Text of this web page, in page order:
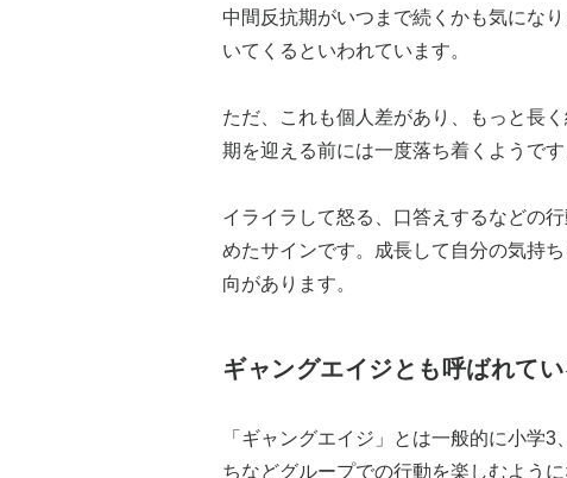
中間反抗期がいつまで続くかも気にな
いてくるといわれています。
ただ、これも個人差があり、もっと長
期を迎える前には一度落ち着くようです
イライラして怒る、口答えするなどの
めたサインです。成長して自分の気持
向があります。
ギャングエイジとも呼ばれてい
「ギャングエイジ」とは一般的に小学
ちなどグループでの行動を楽しむよう